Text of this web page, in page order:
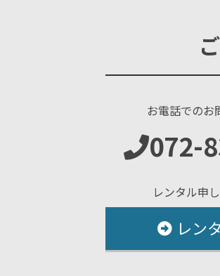
お電話でのお
072-
レンタル申
レン